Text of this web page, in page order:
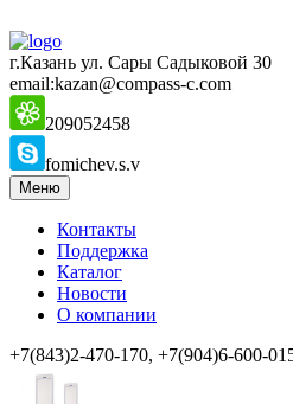
г.Казань ул. Сары Садыковой 30
email:kazan@compass-c.com
209052458
fomichev.s.v
Меню
Контакты
Поддержка
Каталог
Новости
О компании
+7(843)2-470-170, +7(904)6-600-